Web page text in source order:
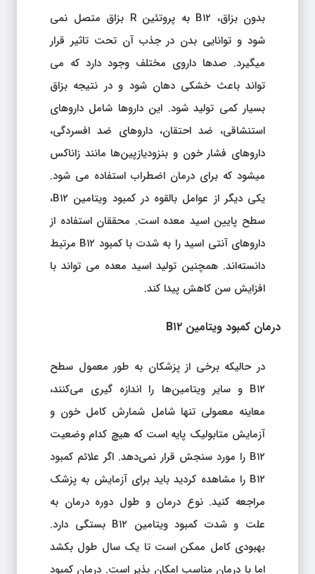
بدون بزاق، B۱۲ به پروتئین R بزاق متصل نمی
شود و توانایی بدن در جذب آن تحت تاثیر قرار
میگیرد. صدها داروی مختلف وجود دارد که می
تواند باعث خشکی دهان شود و در نتیجه بزاق
بسیار کمی تولید شود. این داروها شامل داروهای
استنشاقی، ضد احتقان، داروهای ضد افسردگی،
داروهای فشار خون و بنزودیازپین‌ها مانند زاناکس
میشود که برای درمان اضطراب استفاده می شود.
یکی دیگر از عوامل بالقوه در کمبود ویتامین B۱۲،
سطح پایین اسید معده است. محققان استفاده از
داروهای آنتی اسید را به شدت با کمبود B۱۲ مرتبط
دانسته‌اند. همچنین تولید اسید معده می تواند با
افزایش سن کاهش پیدا کند.
درمان کمبود ویتامین B۱۲
در حالیکه برخی از پزشکان به طور معمول سطح
B۱۲ و سایر ویتامین‌ها را اندازه گیری می‌کنند،
معاینه معمولی تنها شامل شمارش کامل خون و
آزمایش متابولیک پایه است که هیچ کدام وضعیت
B۱۲ را مورد سنجش قرار نمی‌دهد. اگر علائم کمبود
B۱۲ را مشاهده کردید باید برای آزمایش به پزشک
مراجعه کنید. نوع درمان و طول دوره درمان به
علت و شدت کمبود ویتامین B۱۲ بستگی دارد.
بهبودی کامل ممکن است تا یک سال طول بکشد
اما با درمان مناسب امکان پذیر است. درمان کمبود